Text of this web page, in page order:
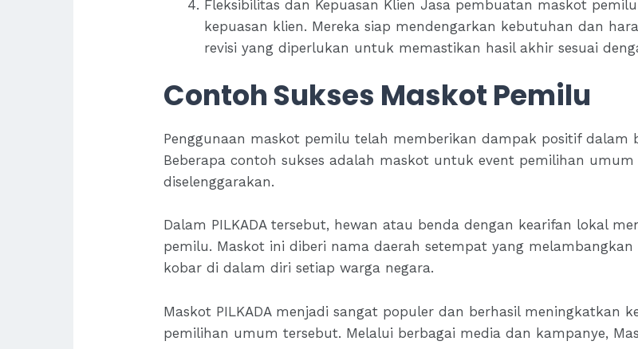
Fleksibilitas dan Kepuasan Klien Jasa pembuatan maskot
kepuasan klien. Mereka siap mendengarkan kebutuhan dan
revisi yang diperlukan untuk memastikan hasil akhir sesuai
Contoh Sukses Maskot Pemilu
Penggunaan maskot pemilu telah memberikan dampak positif dalam
Beberapa contoh sukses adalah maskot untuk event pemilihan umum
diselenggarakan.
Dalam PILKADA tersebut, hewan atau benda dengan kearifan lokal
pemilu. Maskot ini diberi nama daerah setempat yang
kobar di dalam diri setiap warga negara.
Maskot PILKADA menjadi sangat populer dan berhasil meningkatkan
pemilihan umum tersebut. Melalui berbagai media dan kampanye,